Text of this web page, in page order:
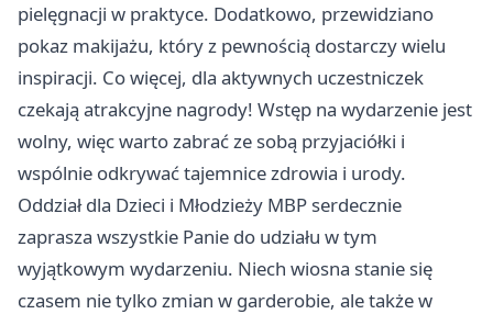
pielęgnacji w praktyce. Dodatkowo, przewidziano
pokaz makijażu, który z pewnością dostarczy wielu
inspiracji. Co więcej, dla aktywnych uczestniczek
czekają atrakcyjne nagrody! Wstęp na wydarzenie jest
wolny, więc warto zabrać ze sobą przyjaciółki i
wspólnie odkrywać tajemnice zdrowia i urody.
Oddział dla Dzieci i Młodzieży MBP serdecznie
zaprasza wszystkie Panie do udziału w tym
wyjątkowym wydarzeniu. Niech wiosna stanie się
czasem nie tylko zmian w garderobie, ale także w